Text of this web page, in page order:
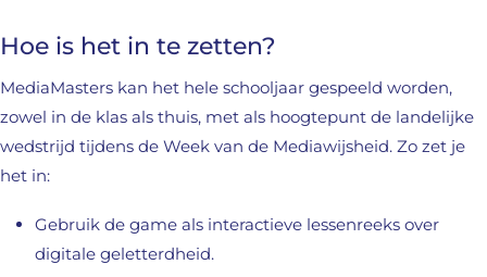
Hoe is het in te zetten?
MediaMasters kan het hele schooljaar gespeeld worden,
zowel in de klas als thuis, met als hoogtepunt de landelijke
wedstrijd tijdens de Week van de Mediawijsheid. Zo zet je
het in:
Gebruik de game als interactieve lessenreeks over
digitale geletterdheid.